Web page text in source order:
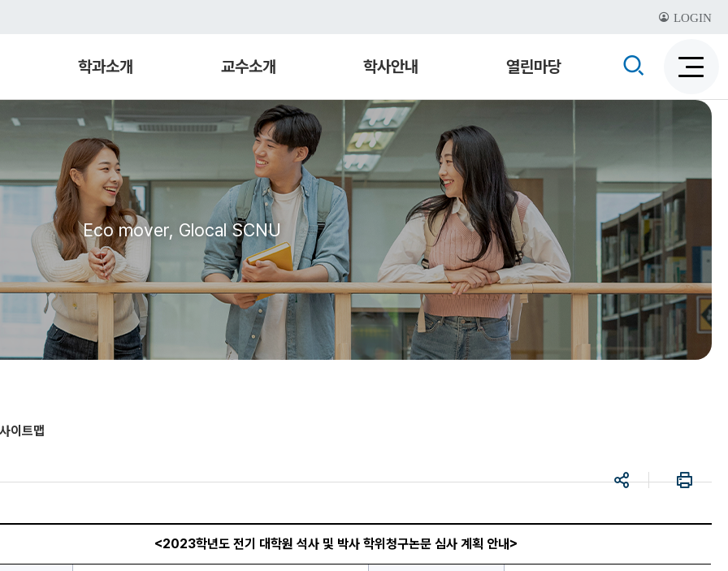
LOGIN
학과소개 교수소개 학사안내 열린마당
색
성
화
색
Eco mover, Glocal SCNU
사이트맵
공
프
린
<2023학년도 전기 대학원 석사 및 박사 학위청구논문 심사 계획 안내>